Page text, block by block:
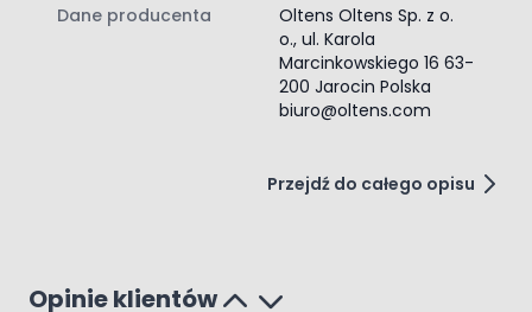
Dane producenta
Oltens Oltens Sp. z o.
o., ul. Karola
Marcinkowskiego 16 63-
200 Jarocin Polska
biuro@oltens.com
Przejdź do całego opisu
Opinie klientów